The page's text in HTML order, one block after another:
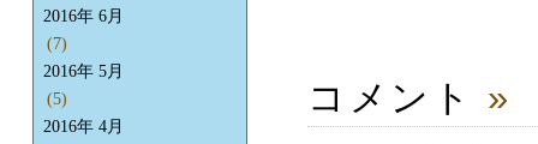
コメント »
2016年 6月
(7)
2016年 5月
(5)
2016年 4月